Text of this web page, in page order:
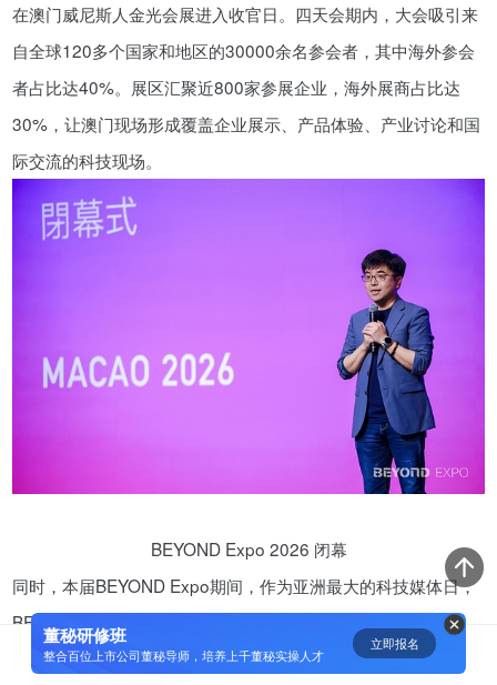
星、平安、腾讯、比亚迪、碧桂园
局！（非常值得收藏！）
11-01
模式”！推荐收藏！
08-02
资鲸精选 | 迈瑞医疗上市：是王者
短视频用户规模超2.4亿 商业模式
仍处于探索当中
资鲸精选 | Airbnb天使轮融资BP只
有这14页，但足以打动投资人
11-21
在澳门威尼斯人金光会展进入收官日。四天会期内，大会吸引来
自全球120多个国家和地区的30000余名参会者，其中海外参会
者占比达40%。展区汇聚近800家参展企业，海外展商占比达
30%，让澳门现场形成覆盖企业展示、产品体验、产业讨论和国
际交流的科技现场。
BEYOND Expo 2026 闭幕
同时，本届BEYOND Expo期间，作为亚洲最大的科技媒体日，
BEYOND Expo 2026媒体日也在大会首日汇聚200余家全球媒
体、KOL、YouTuber及内容创作者，总粉丝量高达2600万，海
董秘研修班
整合百位上市公司董秘导师，培养上千董秘实操人才
立即报名